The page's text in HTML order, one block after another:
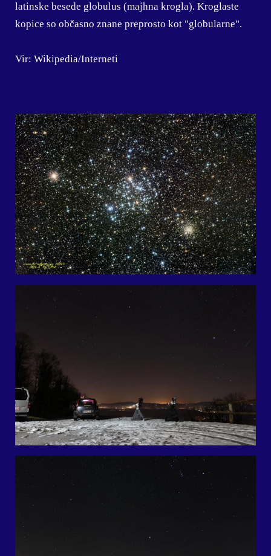
latinske besede globulus (majhna krogla). Kroglaste
kopice so občasno znane preprosto kot "globularne".
Vir: Wikipedia/Interneti